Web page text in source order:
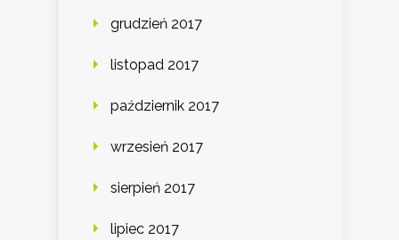
grudzień 2017
listopad 2017
październik 2017
wrzesień 2017
sierpień 2017
lipiec 2017